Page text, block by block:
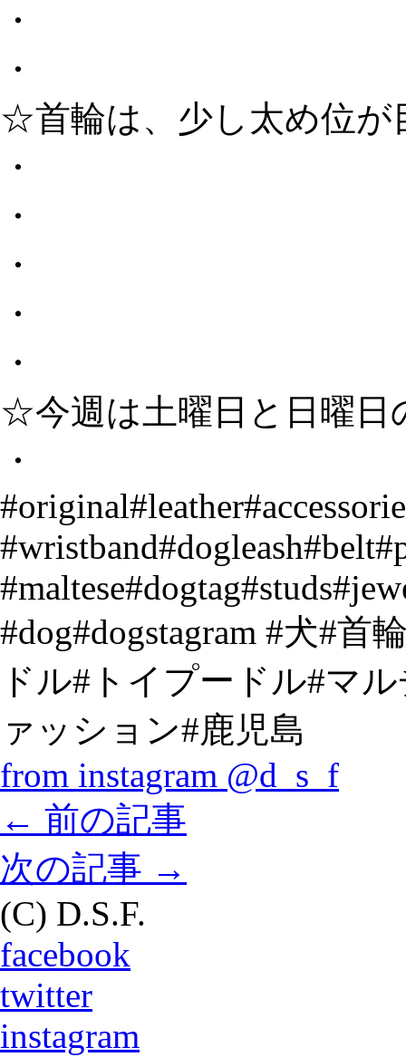
・
・
☆首輪は、少し太め位
・
・
・
・
・
☆今週は土曜日と日曜
・
#dog#dogstagram #犬#
ドル#トイプードル#マ
ァッション#鹿児島
from instagram @d_s_f
← 前の記事
次の記事 →
(C) D.S.F.
facebook
twitter
instagram